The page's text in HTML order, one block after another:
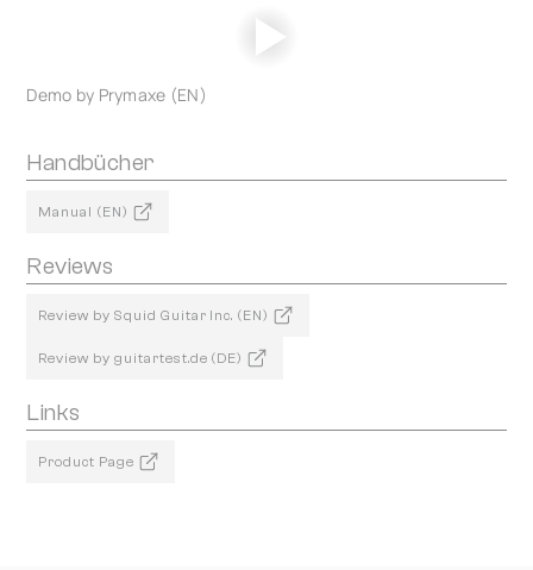
Demo by Prymaxe (EN)
Handbücher
Manual (EN)
Reviews
Review by Squid Guitar Inc. (EN)
Review by guitartest.de (DE)
Links
Product Page